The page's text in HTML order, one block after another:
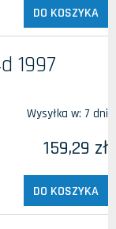
DO KOSZYKA
1997
Wysyłka w: 7 dni
159,29 zł
DO KOSZYKA